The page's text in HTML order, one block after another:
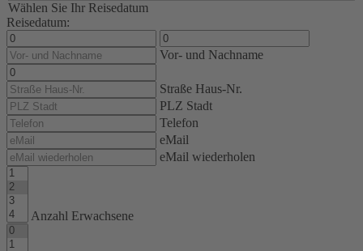
Wählen Sie Ihr Reisedatum
Reisedatum:
Vor- und Nachname
Straße Haus-Nr.
PLZ Stadt
Telefon
eMail
eMail wiederholen
Anzahl Erwachsene